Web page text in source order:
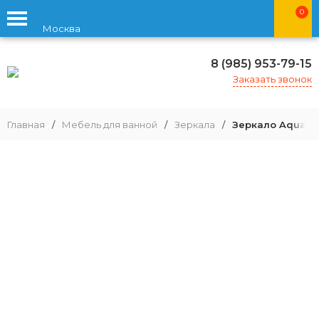
Москва
0
8 (985) 953-79-15
Заказать звонок
Главная / Мебель для ванной / Зеркала / Зеркало